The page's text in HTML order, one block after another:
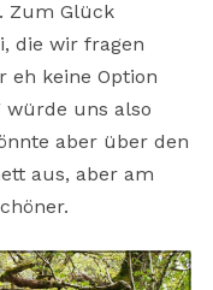
Zum Glück
die wir fragen
eh keine Option
uns also
aber über den
aus, aber am